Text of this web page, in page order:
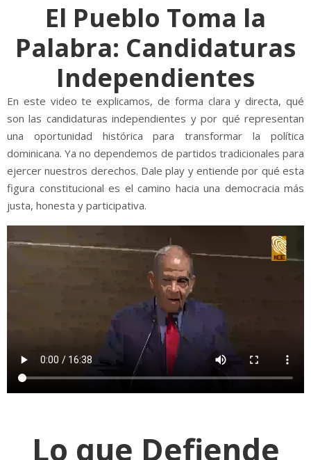
El Pueblo Toma la
Palabra: Candidaturas
Independientes
En este video te explicamos, de forma clara y directa, qué
son las candidaturas independientes y por qué representan
una oportunidad histórica para transformar la política
dominicana. Ya no dependemos de partidos tradicionales para
ejercer nuestros derechos. Dale play y entiende por qué esta
figura constitucional es el camino hacia una democracia más
justa, honesta y participativa.
Lo que Defiende